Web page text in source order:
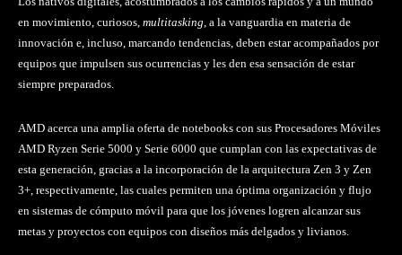
en movimiento, curiosos, multitasking, a la vanguardia en materia de
innovación e, incluso, marcando tendencias, deben estar acompañados por
equipos que impulsen sus ocurrencias y les den esa sensación de estar
siempre preparados.
AMD acerca una amplia oferta de notebooks con sus Procesadores Móviles
AMD Ryzen Serie 5000 y Serie 6000 que cumplan con las expectativas de
esta generación, gracias a la incorporación de la arquitectura Zen 3 y Zen
3+, respectivamente, las cuales permiten una óptima organización y flujo
en sistemas de cómputo móvil para que los jóvenes logren alcanzar sus
metas y proyectos con equipos con diseños más delgados y livianos.